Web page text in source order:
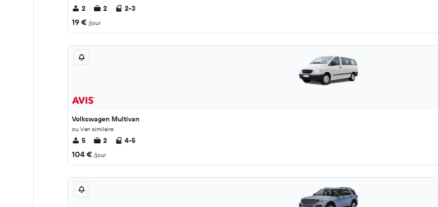
2 2 2-3
19 € /jour
Volkswagen Multivan
ou Van similaire
5 2 4-5
104 € /jour